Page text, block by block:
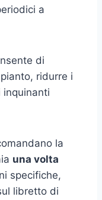
a
di
ridurre i
inquinanti
la
una volta
specifiche,
libretto di